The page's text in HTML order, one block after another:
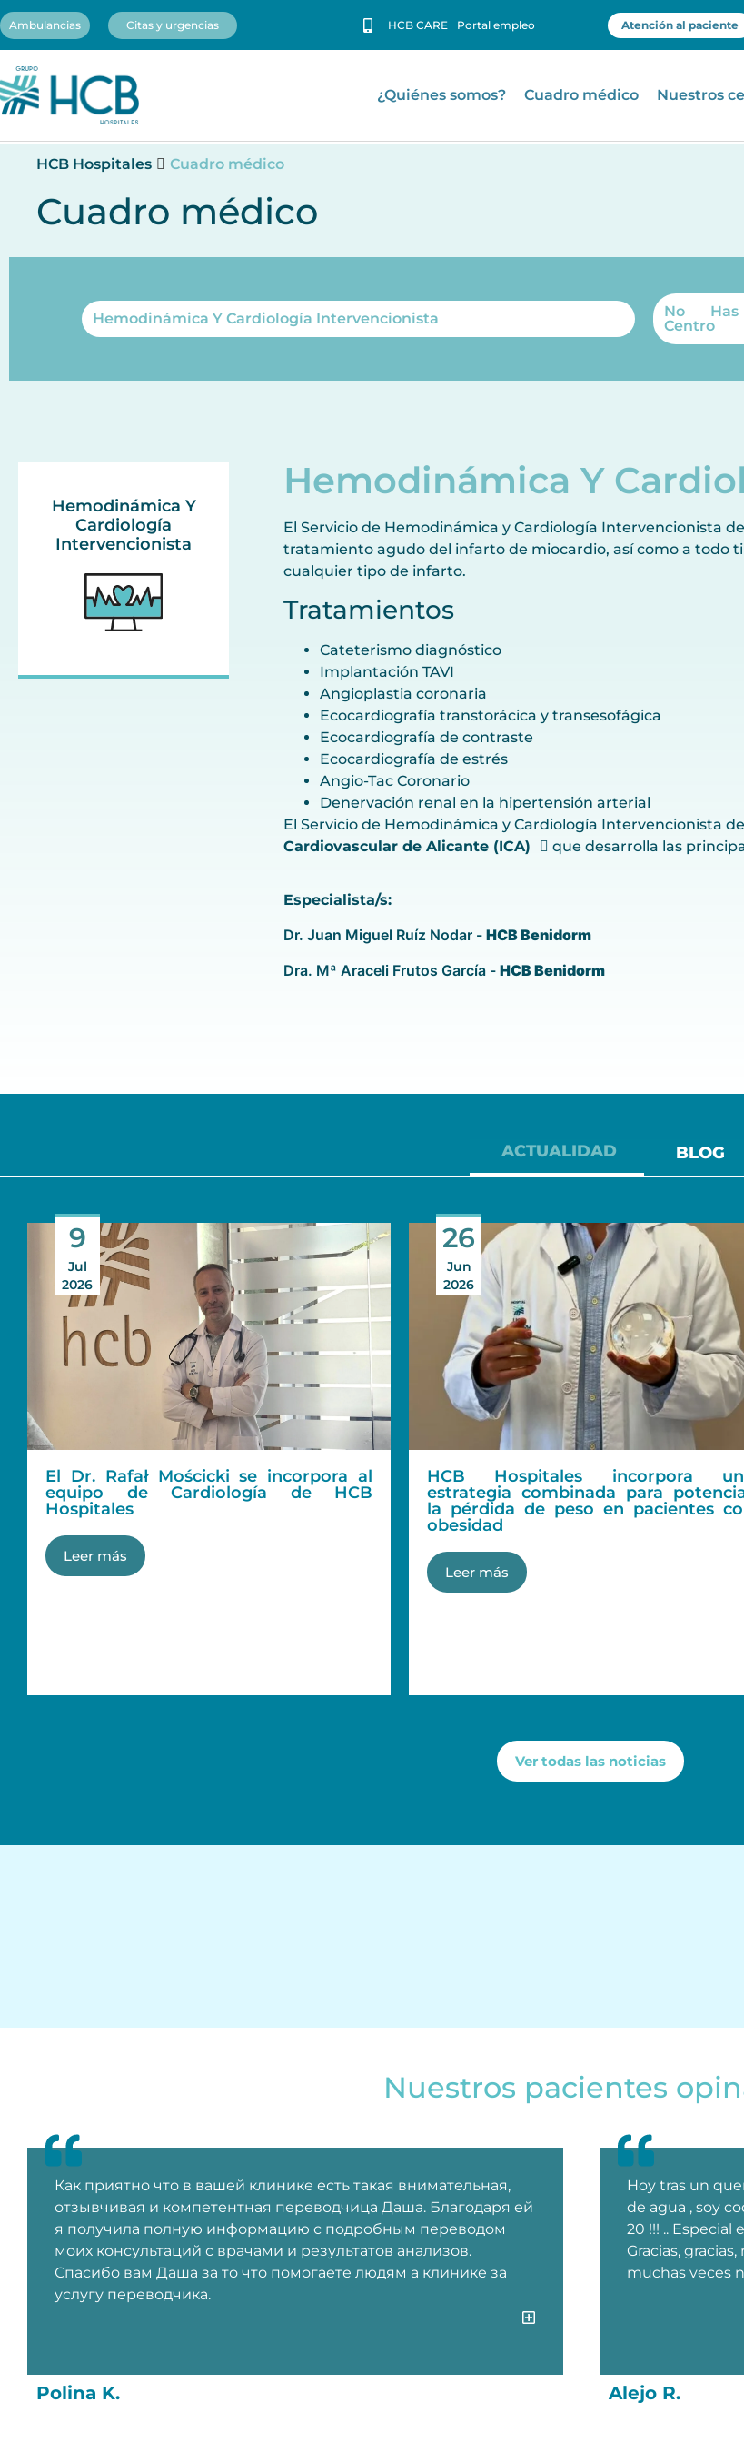
Ambulancias Citas y urgencias HCB CARE Portal empleo Atención al paciente
¿Quiénes somos? Cuadro médico Nuestros
HCB Hospitales Cuadro médico
Cuadro médico
Hemodinámica Y Cardiología Intervencionista
No Has
Centro
Hemodinámica Y
Cardiología
Intervencionista
Hemodinámica Y
El Servicio de Hemodinámica y Cardiología Intervencionista
tratamiento agudo del infarto de miocardio, así como a todo
cualquier tipo de infarto.
Tratamientos
Cateterismo diagnóstico
Implantación TAVI
Angioplastia coronaria
Ecocardiografía transtorácica y transesofágica
Ecocardiografía de contraste
Ecocardiografía de estrés
Angio-Tac Coronario
Denervación renal en la hipertensión arterial
El Servicio de Hemodinámica y Cardiología Intervencionista
Cardiovascular de Alicante (ICA)
que desarrolla las
Especialista/s:
Dr. Juan Miguel Ruíz Nodar - HCB Benidorm
Dra. Mª Araceli Frutos García - HCB Benidorm
ACTUALIDAD BLOG
9
Jul
2026
El Dr. Rafał Mościcki se incorpora al
equipo de Cardiología de HCB
Hospitales
Leer más
26
Jun
2026
HCB Hospitales incorpora
estrategia combinada para
la pérdida de peso en pacientes
obesidad
Leer más
Ver todas las noticias
Nuestros pacientes
Как приятно что в вашей клинике есть такая внимательная,
отзывчивая и компетентная переводчица Даша. Благодаря ей
я получила полную информацию с подробным переводом
моих консультаций с врачами и результатов анализов.
Спасибо вам Даша за то что помогаете людям а клинике за
услугу переводчика.
Polina K.
Hoy tras un
de agua , soy
20 !!! .. Especial
Gracias,
muchas veces
Alejo R.